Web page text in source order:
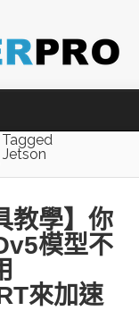
教學】你
模型不
來加速